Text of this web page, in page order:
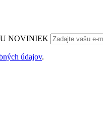
NOVINIEK
údajov.